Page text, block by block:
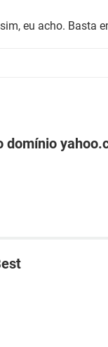
eu acho. Basta
domínio